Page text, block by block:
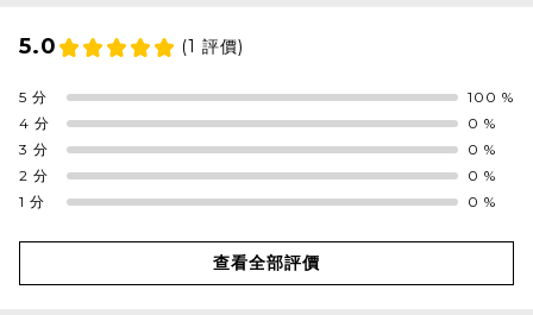
5.0 (1 評價)
5 分
100 %
4 分
0 %
3 分
0 %
2 分
0 %
1 分
0 %
查看全部評價